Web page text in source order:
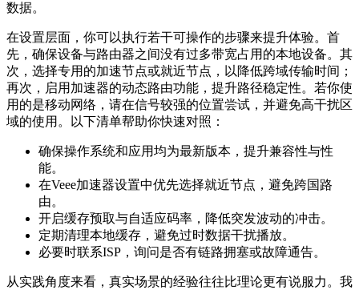
数据。
在设置层面，你可以执行若干可操作的步骤来提升体验。首
先，确保设备与路由器之间没有过多带宽占用的本地设备。其
次，选择专用的加速节点或就近节点，以降低跨域传输时间；
再次，启用加速器的动态路由功能，提升路径稳定性。若你使
用的是移动网络，请在信号较强的位置尝试，并避免高干扰区
域的使用。以下清单帮助你快速对照：
确保操作系统和应用均为最新版本，提升兼容性与性
能。
在Veee加速器设置中优先选择就近节点，避免跨国路
由。
开启缓存预取与自适应码率，降低突发波动的冲击。
定期清理本地缓存，避免过时数据干扰播放。
必要时联系ISP，询问是否有链路拥塞或故障通告。
从实践角度来看，真实场景的经验往往比理论更有说服力。我